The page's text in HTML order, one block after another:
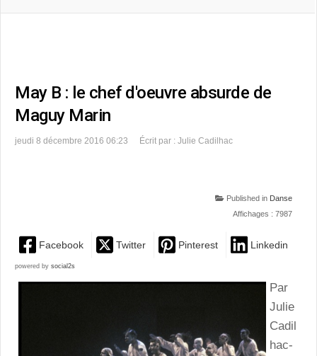
May B : le chef d'oeuvre absurde de
Maguy Marin
jeudi 8 décembre 2016 06:23 Écrit par : Julie Cadilhac
Published in Danse
Affichages : 7987
Facebook Twitter Pinterest Linkedin
powered by social2s
Par
Julie
Cadil
hac-